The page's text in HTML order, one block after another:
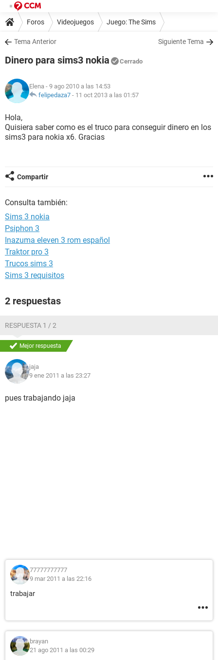
Foros Videojuegos Juego: The Sims
Tema Anterior Siguiente Tema
Dinero para sims3 nokia Cerrado
Elena - 9 ago 2010 a las 14:53
felipedaza7 - 11 oct 2013 a las 01:57
Hola,
Quisiera saber como es el truco para conseguir dinero en los
sims3 para nokia x6. Gracias
Compartir
Consulta también:
Sims 3 nokia
Psiphon 3
Inazuma eleven 3 rom español
Traktor pro 3
Trucos sims 3
Sims 3 requisitos
2 respuestas
RESPUESTA 1 / 2
Mejor respuesta
jaja
9 ene 2011 a las 23:27
pues trabajando jaja
77777777777
9 mar 2011 a las 22:16
trabajar
brayan
21 ago 2011 a las 00:29